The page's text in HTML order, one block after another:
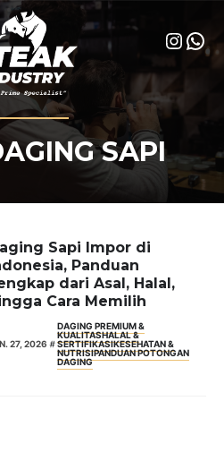
SAPI
Sapi Impor di
Panduan
dari Asal, Halal,
Cara Memilih
27, 2026
DAGING PREMIUM &
KUALITASHALAL &
SERTIFIKASIKESEHATAN &
NUTRISIPANDUAN POTONGAN
DAGING